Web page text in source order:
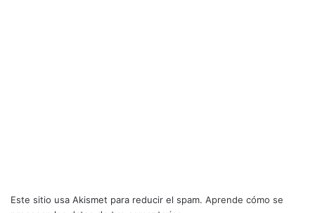
Este sitio usa Akismet para reducir el spam. Aprende cómo se